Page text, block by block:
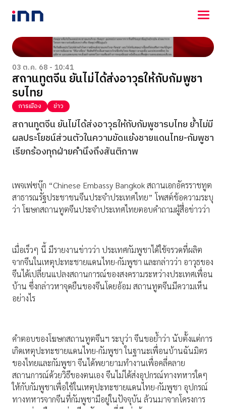
NEWS
ENTERTAINMENT
LIFESTYLE
HOROSCOPE
LOTTERY
VIDEO
ร่วมด้วยช่วยกัน
03 ต.ค. 68 - 10:41
สถานทูตจีน ยันไม่ได้ส่งอาวุธให้กับกัมพูชา
รบไทย
การเมือง ข่าว
สถานทูตจีน ยันไม่ได้ส่งอาวุธให้กับกัมพูชารบไทย ย้ำไม่มี
ผลประโยชน์ส่วนตัวในความขัดแย้งชายแดนไทย-กัมพูชา
เรียกร้องทุกฝ่ายคำนึงถึงสันติภาพ
เพจเฟซบุ๊ก “Chinese Embassy Bangkok สถานเอกอัครราชทูต
สาธารณรัฐประชาชนจีนประจำประเทศไทย” โพสต์ข้อความระบุ
ว่า โฆษกสถานทูตจีนประจำประเทศไทยตอบคำถามผู้สื่อข่าวว่า
เมื่อเร็วๆ นี้ มีรายงานข่าวว่า ประเทศกัมพูชาได้ใช้จรวดที่ผลิต
จากจีนในเหตุปะทะชายแดนไทย-กัมพูชา และกล่าวว่า อาวุธของ
จีนได้เปลี่ยนแปลงสถานการณ์ของสงครามระหว่างประเทศเพื่อน
บ้าน ซึ่งกล่าวหาจุดยืนของจีนโดยอ้อม สถานทูตจีนมีความเห็น
อย่างไร
คำตอบของโฆษกสถานทูตจีนฯ ระบุว่า จีนขอย้ำว่า นับตั้งแต่การ
เกิดเหตุปะทะชายแดนไทย-กัมพูชา ในฐานะเพื่อนบ้านฉันมิตร
ของไทยและกัมพูชา จีนได้พยายามทำงานเพื่อคลี่คลาย
สถานการณ์ด้วยวิธีของตนเอง จีนไม่ได้ส่งอุปกรณ์ทางทหารใดๆ
ให้กับกัมพูชาเพื่อใช้ในเหตุปะทะชายแดนไทย-กัมพูชา อุปกรณ์
ทางทหารจากจีนที่กัมพูชามีอยู่ในปัจจุบัน ล้วนมาจากโครงการ